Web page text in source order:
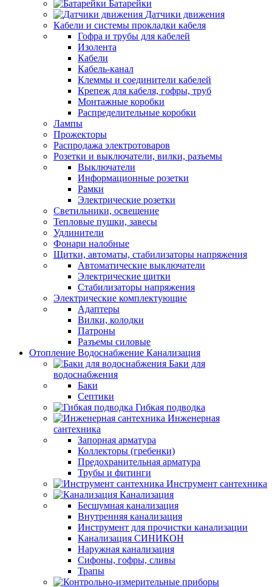
Батарейки
Датчики движения
Кабели и системы прокладки кабеля
Гофра и трубы для кабелей
Изолента
Кабели
Кабель-канал
Клеммы и соединители кабелей
Крепеж для кабеля, гофры, труб
Монтажные коробки
Распределительные коробки
Лампы
Прожекторы
Распродажа электротоваров
Розетки и выключатели, вилки, разъемы
Выключатели
Информационные розетки
Рамки
Электрические розетки
Светильники, освещение
Тепловые пушки, завесы
Удлинители
Фонари налобные
Щитки, автоматы, стабилизаторы напряжения
Автоматические выключатели
Электрические щитки
Стабилизаторы напряжения
Электрические комплектующие
Адаптеры
Вилки, колодки
Патроны
Разъемы силовые
Отопление Водоснабжение Канализация
Баки для
водоснабжения
Баки
Септики
Гибкая подводка
Инженерная
сантехника
Запорная арматура
Коллекторы (гребенки)
Предохранительная арматура
Трубы и фитинги
Инструмент сантехника
Канализация
Бесшумная канализация
Внутренняя канализация
Инструмент для прочистки канализации
Канализация СИНИКОН
Наружная канализация
Сифоны, гофры, сливы
Трапы